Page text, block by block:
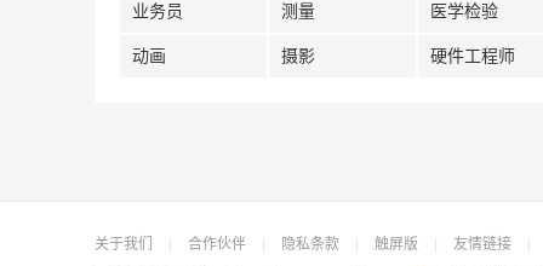
业务员 测量 医学检验
动画 摄影 硬件工程师
关于我们 合作伙伴 隐私条款 触屏版 友情链接